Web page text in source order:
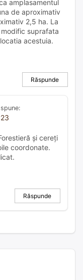
amplasamentul
de aproximativ
2,5 ha. La
suprafata
acestuia.
Răspunde
spune:
și cereți
coordonate.
Răspunde